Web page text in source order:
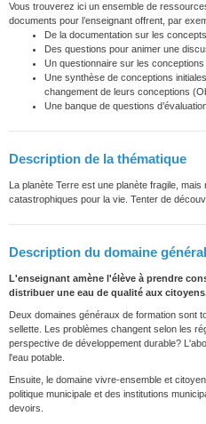
Vous trouverez ici un ensemble de
documents pour l’enseignant offrent, par
De la documentation sur les
Des questions pour animer une
Un questionnaire sur les
Une synthèse de conceptions
changement de leurs conceptions
Une banque de questions
Description de la thématique
La planète Terre est une planète fragile,
catastrophiques pour la vie. Tenter de
Description du domaine
L'enseignant amène l'élève à prendre
distribuer une eau de qualité aux
Deux domaines généraux de formation sont
sellette. Les problèmes changent selon les
perspective de développement durable?
l'eau potable.
Ensuite, le domaine vivre-ensemble et
politique municipale et des institutions
devoirs.